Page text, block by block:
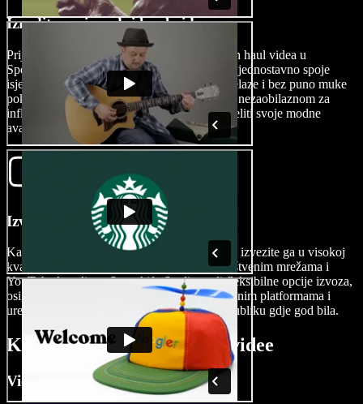
Izradite svoj modni haul video
Prijateljski početnicima, alat za izradu modnih haul videa u
Speechify Studiju omogućuje korisnicima da jednostavno spoje
isječke sa shoppinga, kreiraju zanimljive prijelaze i bez puno muke
pokažu svoj osobni stil, čineći ovu platformu nezaobilaznom za
influencere i kreatore sadržaja koji žele podijeliti svoje modne
avanture sa svijetom.
Izvezite svoj video
Kada završite svoje modno haul remek-djelo, izvezite ga u visokoj
kvaliteti kako biste ga mogli podijeliti na društvenim mrežama i
YouTube kanalima. Speechify Studio nudi fleksibilne opcije izvoza,
osiguravajući da je vaš sadržaj prilagođen raznim platformama i
uređajima, tako da možete dosegnuti svoju publiku gdje god bila.
Kada koristiti modne haul videe
Videi recenzija i reakcija